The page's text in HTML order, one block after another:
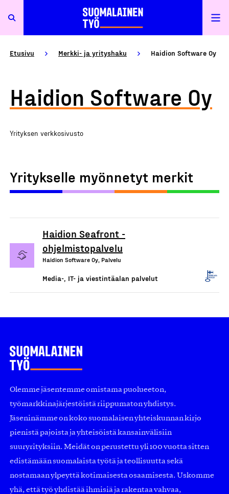
Etusivu Merkki- ja yrityshaku Haidion Software Oy
Haidion Software Oy
Yrityksen verkkosivusto
Yritykselle myönnetyt merkit
Haidion Seafront -
ohjelmistopalvelu
Haidion Software Oy, Palvelu
Media-, IT- ja viestintäalan palvelut
Olemme jäsentemme omistama puolueeton,
työmarkkinajärjestöistä riippumaton yhdistys.
Jäseninämme on koko suomalaisen yhteiskunnan kirjo
pienistä pajoista ja yhteisöistä kansainvälisiin
suuryrityksiin. Meidät on perustettu yli 100 vuotta sitten
edistämään suomalaista työtä ja teollisuutta sekä
nostamaan ylpeyttä kotimaisesta osaamisesta. Uskomme
yhä, että työ yhdistää ihmisiä ja rakentaa vahvaa,